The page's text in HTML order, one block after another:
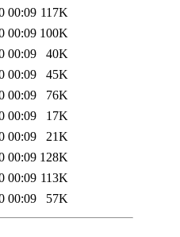
00:09 117K
00:09 100K
00:09
40K
00:09
45K
00:09
76K
00:09
17K
00:09
21K
00:09 128K
00:09 113K
00:09 57K